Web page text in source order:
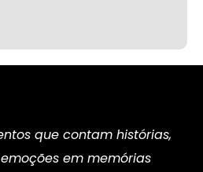
que contam histórias,
em memórias